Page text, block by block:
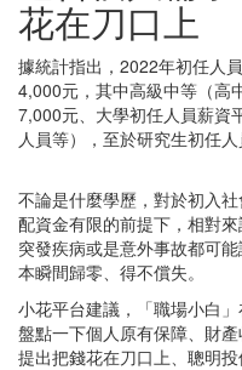
花在刀口上
據統計指出，2022年初任人
4,000元，其中高級中等（高
7,000元、大學初任人員薪資
人員等），至於研究生初任人
不論是什麼學歷，對於初入
配資金有限的前提下，相對
突發疾病或是意外事故都可
本瞬間歸零、得不償失。
小花平台建議，「職場小白
盤點一下個人原有保障、財
提出把錢花在刀口上、聰明投